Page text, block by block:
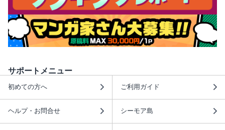
サポートメニュー
初めての方へ ご利用ガイド
ヘルプ・お問合せ シーモア島